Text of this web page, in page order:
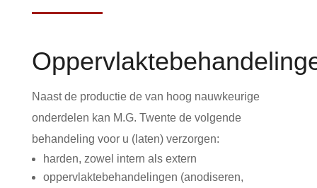
Naast de productie de van hoog nauwkeurige
onderdelen kan M.G. Twente de volgende
behandeling voor u (laten) verzorgen:
harden, zowel intern als extern
oppervlaktebehandelingen (anodiseren,